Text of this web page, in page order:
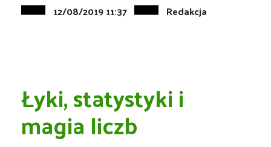
12/08/2019 11:37 Redakcja
Łyki, statystyki i
magia liczb